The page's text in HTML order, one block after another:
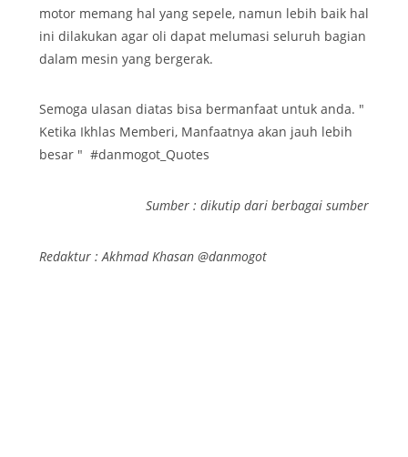
motor memang hal yang sepele, namun lebih baik hal
ini dilakukan agar oli dapat melumasi seluruh bagian
dalam mesin yang bergerak.
Semoga ulasan diatas bisa bermanfaat untuk anda. "
Ketika Ikhlas Memberi, Manfaatnya akan jauh lebih
besar " #danmogot_Quotes
Sumber : dikutip dari berbagai sumber
Redaktur : Akhmad Khasan @danmogot